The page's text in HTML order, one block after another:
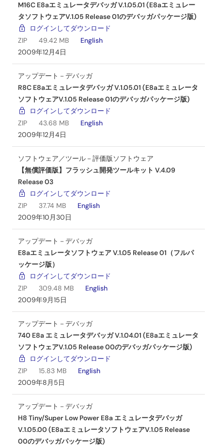
M16C E8aエミュレータデバッガ V.1.05.01 (E8aエミュレー
タソフトウェアV.1.05 Release 01のデバッガパッケージ版)
ログインしてダウンロード
ZIP
49.42 MB
English
2009年12月4日
アップデート－デバッガ
R8C E8aエミュレータデバッガ V.1.05.01 (E8aエミュレータ
ソフトウェアV.1.05 Release 01のデバッガパッケージ版)
ログインしてダウンロード
ZIP
43.68 MB
English
2009年12月4日
ソフトウェア／ツール－評価版ソフトウェア
【無償評価版】フラッシュ開発ツールキット V.4.09
Release 03
ログインしてダウンロード
ZIP
37.74 MB
English
2009年10月30日
アップデート－デバッガ
E8aエミュレータソフトウェア V.1.05 Release 01（フルパ
ッケージ版）
ログインしてダウンロード
ZIP
309.48 MB
English
2009年9月15日
アップデート－デバッガ
740 E8a エミュレータデバッガ V.1.04.01 (E8aエミュレータ
ソフトウェアV.1.05 Release 00のデバッガパッケージ版)
ログインしてダウンロード
ZIP
15.83 MB
English
2009年8月5日
アップデート－デバッガ
H8 Tiny/Super Low Power E8a エミュレータデバッガ
V.1.05.00 (E8aエミュレータソフトウェアV.1.05 Release
00のデバッガパッケージ版)